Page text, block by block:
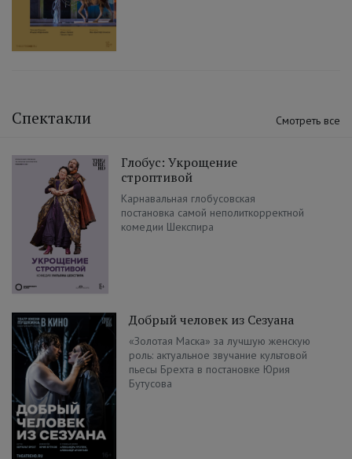
Спектакли Смотреть все
Глобус: Укрощение
строптивой
Карнавальная глобусовская
постановка самой неполиткорректной
комедии Шекспира
Добрый человек из Сезуана
«Золотая Маска» за лучшую женскую
роль: актуальное звучание культовой
пьесы Брехта в постановке Юрия
Бутусова